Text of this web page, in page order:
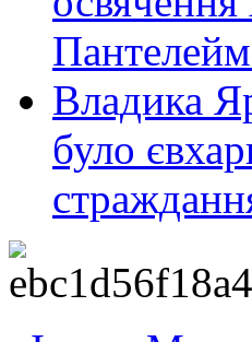
Владика
було